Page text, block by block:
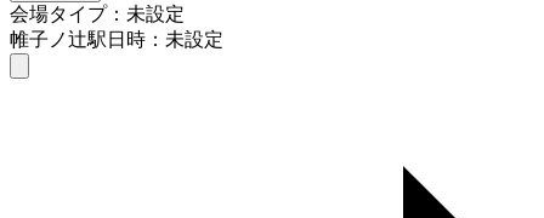
会場タイプ：未設定
帷子ノ辻駅日時：未設定